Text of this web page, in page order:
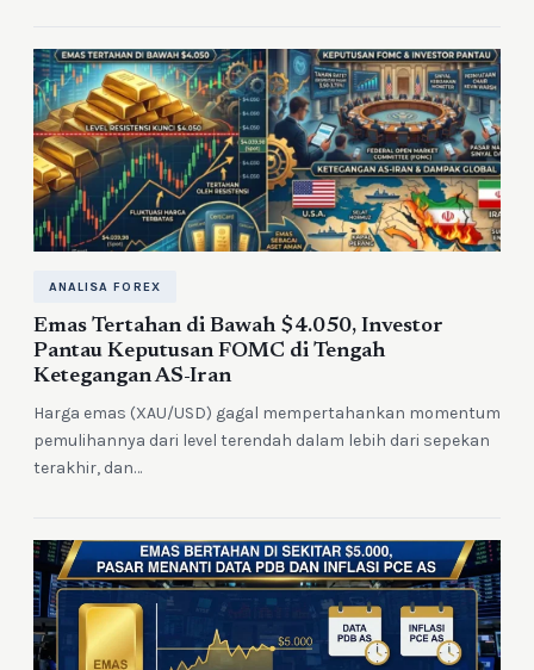
ANALISA FOREX
Emas Tertahan di Bawah $4.050, Investor
Pantau Keputusan FOMC di Tengah
Ketegangan AS-Iran
Harga emas (XAU/USD) gagal mempertahankan momentum
pemulihannya dari level terendah dalam lebih dari sepekan
terakhir, dan…